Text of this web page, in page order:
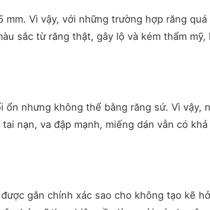
Vì vậy, với những trường hợp răng quá
sắc từ răng thật, gây lộ và kém thẩm mỹ,
nhưng không thể bằng răng sứ. Vì vậy,
nạn, va đập mạnh, miếng dán vẫn có
gắn chính xác sao cho không tạo kẽ